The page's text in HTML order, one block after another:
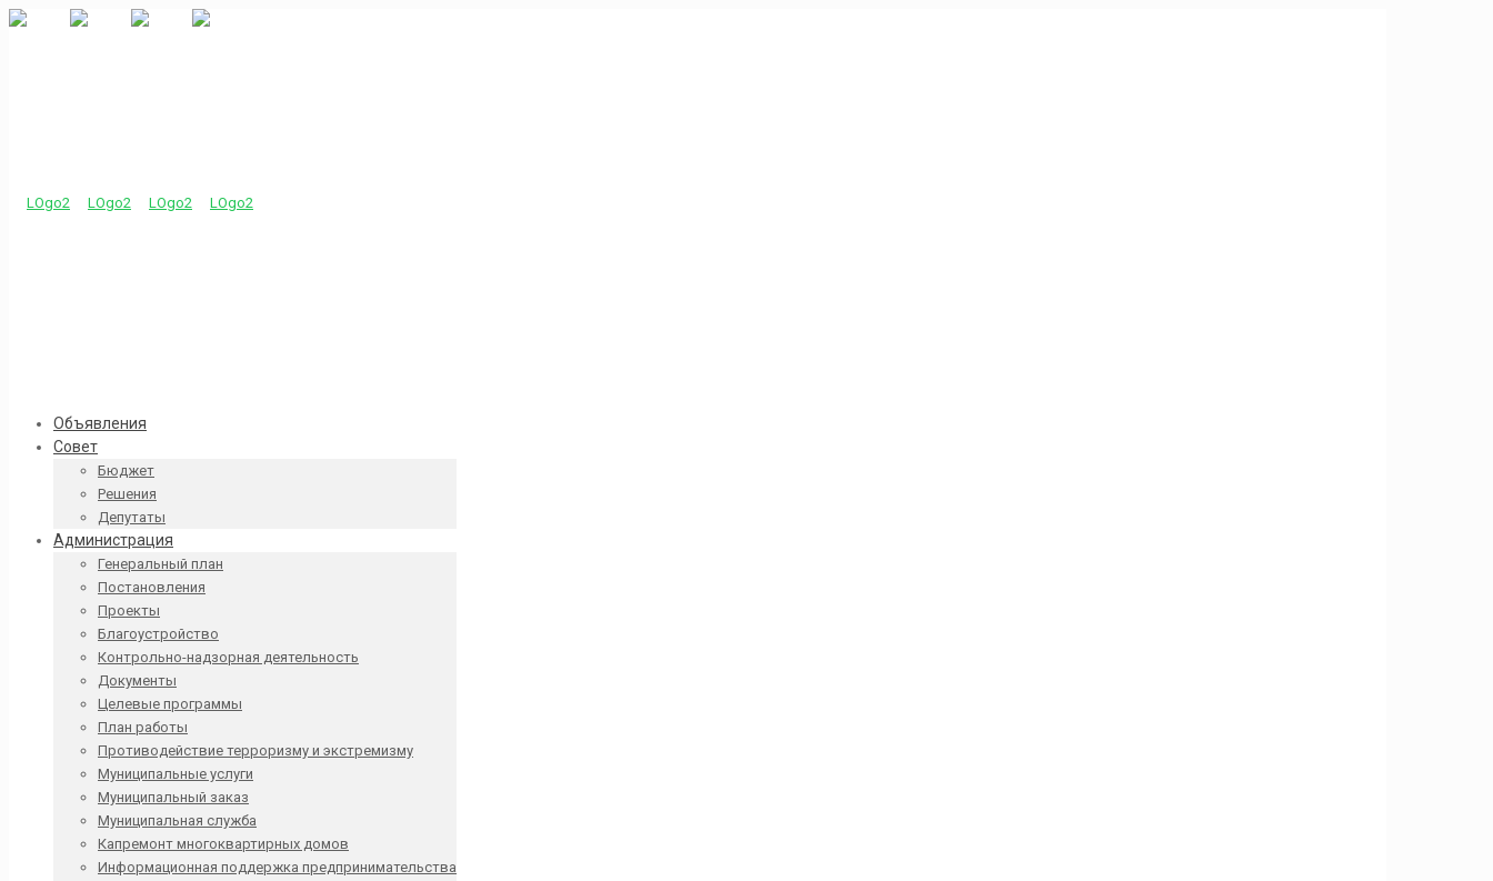
Объявления
Совет
Бюджет
Решения
Депутаты
Администрация
Генеральный план
Постановления
Проекты
Благоустройство
Контрольно-надзорная деятельность
Документы
Целевые программы
План работы
Противодействие терроризму и экстремизму
Муниципальные услуги
Муниципальный заказ
Муниципальная служба
Капремонт многоквартирных домов
Информационная поддержка предпринимательства